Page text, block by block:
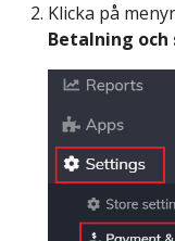
Klicka på
Betalning